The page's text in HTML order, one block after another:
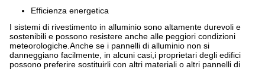
Efficienza energetica
I sistemi di rivestimento in alluminio sono altamente durevoli e
sostenibili e possono resistere anche alle peggiori condizioni
meteorologiche.Anche se i pannelli di alluminio non si
danneggiano facilmente, in alcuni casi,i proprietari degli edifici
possono preferire sostituirli con altri materiali o altri pannelli di